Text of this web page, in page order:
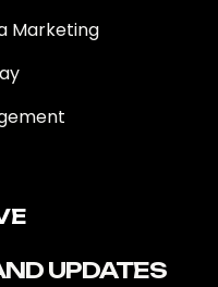
Marketing
UPDATES